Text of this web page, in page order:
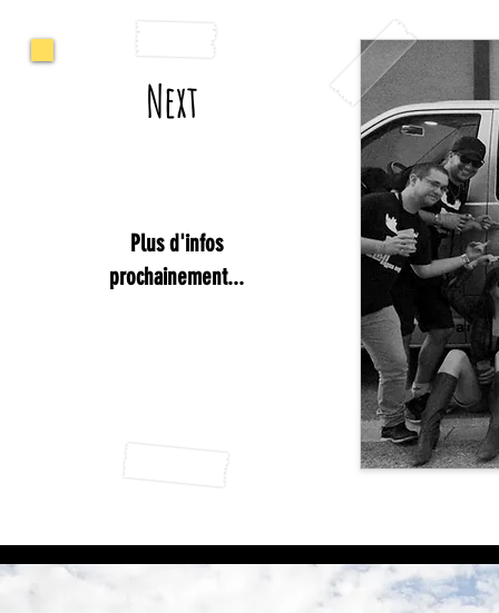
Next
Plus d'infos
prochainement...